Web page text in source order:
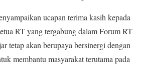
ucapan terima kasih kepada
RT yang tergabung dalam Forum RT
tetap akan berupaya bersinergi dengan
membantu masyarakat terutama pada